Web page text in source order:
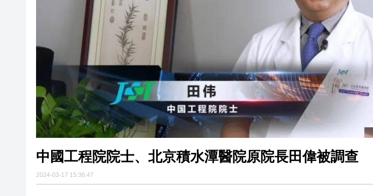
中國工程院院士、北京積水潭醫院原院長田偉被調查
2024-03-17 15:36:47